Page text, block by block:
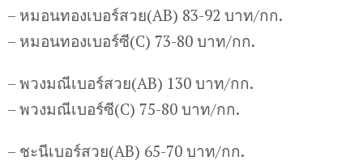
– หมอนทองเบอร์สวย(AB) 83-92 บาท/กก.
– หมอนทองเบอร์ซี(C) 73-80 บาท/กก.
– พวงมณีเบอร์สวย(AB) 130 บาท/กก.
– พวงมณีเบอร์ซี(C) 75-80 บาท/กก.
– ชะนีเบอร์สวย(AB) 65-70 บาท/กก.